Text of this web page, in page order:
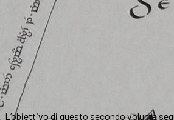
L’obiettivo di questo secondo volume